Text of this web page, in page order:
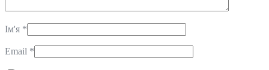
Ім'я *
Email *